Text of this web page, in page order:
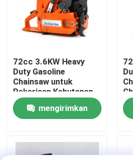
Hubungi Kami
Minta Kutipan
Gergaji bensin
Gergaji Listrik
72cc 3.6KW Heavy
Duty Gasoline
Chainsaw untuk
Pekerjaan Kehutanan
Profesional
mengirimkan